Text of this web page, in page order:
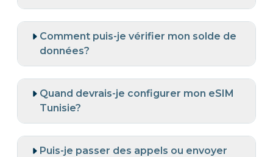
Comment puis-je vérifier mon solde de
données?
Quand devrais-je configurer mon eSIM
Tunisie?
Puis-je passer des appels ou envoyer